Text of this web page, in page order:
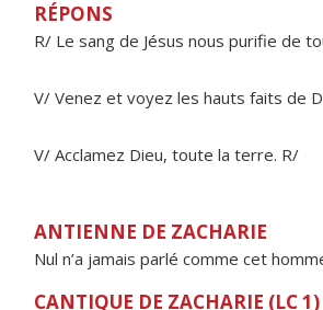
RÉPONS
R/ Le sang de Jésus nous purifie de
V/ Venez et voyez les hauts faits de
V/ Acclamez Dieu, toute la terre. R/
ANTIENNE DE ZACHARIE
Nul n’a jamais parlé comme cet
CANTIQUE DE ZACHARIE (LC 1)